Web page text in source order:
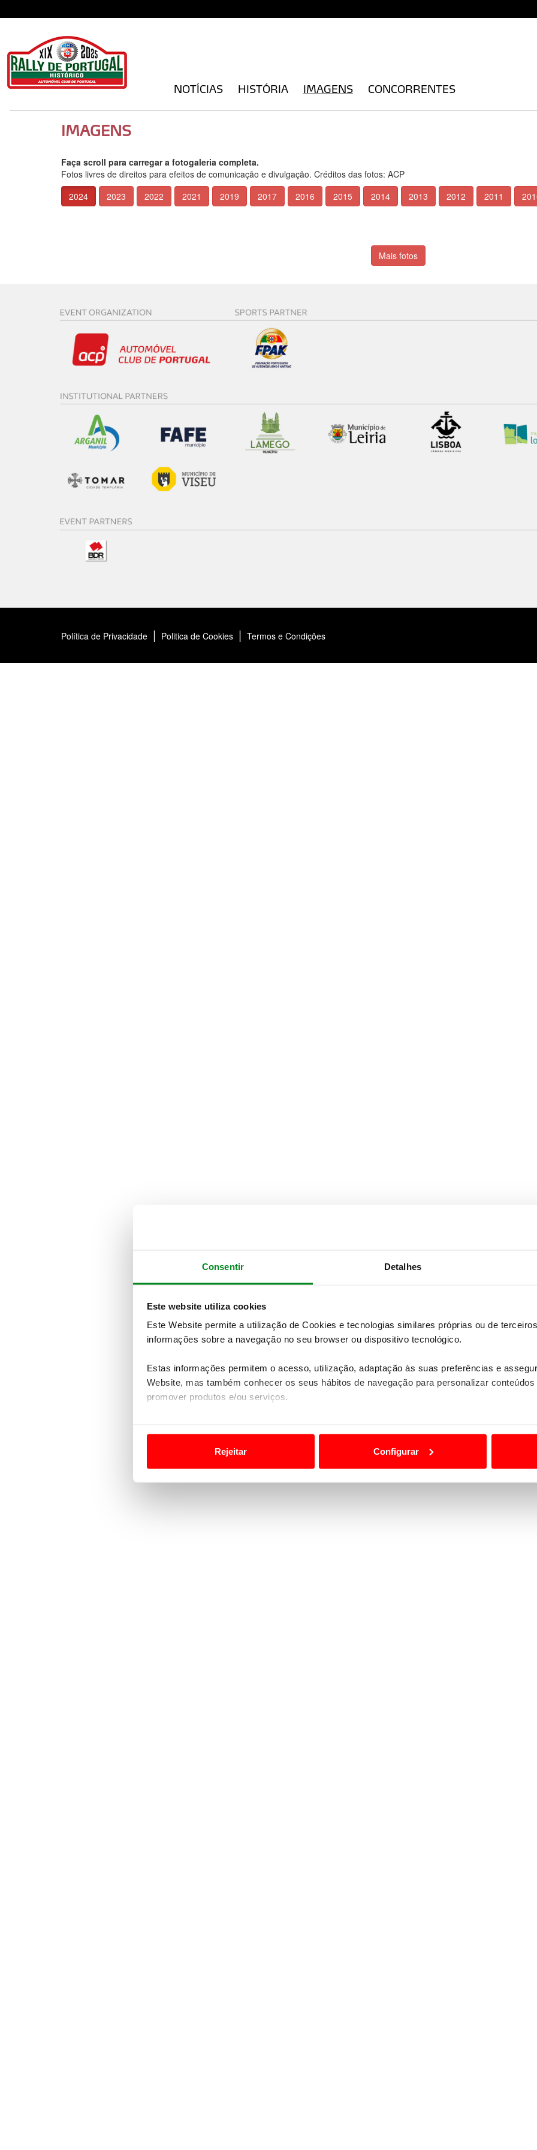
Consentir Detalhes
Este website utiliza cookies
Este Website permite a utilização de Cookies e tecnologias similares próprias ou de
informações sobre a navegação no seu browser ou dispositivo tecnológico.
Estas informações permitem o acesso, utilização, adaptação às suas preferências e
Website, mas também conhecer os seus hábitos de navegação para personalizar
promover produtos e/ou serviços.
Usamos cookies para melhorar a sua experiência digital, personalizar conteúdos e
funcionalidades de redes sociais, bem como para analisar dados de navegação no nosso
Rejeitar Configurar
NOTÍCIAS HISTÓRIA IMAGENS CONCORRENTES
IMAGENS
Faça scroll para carregar a fotogaleria completa.
Fotos livres de direitos para efeitos de comunicação e divulgação. Créditos das fotos: ACP
2024
2023 2022 2021 2019 2017 2016 2015 2014 2013 2012 2011
Mais fotos
Política de Privacidade | Politica de Cookies | Termos e Condições